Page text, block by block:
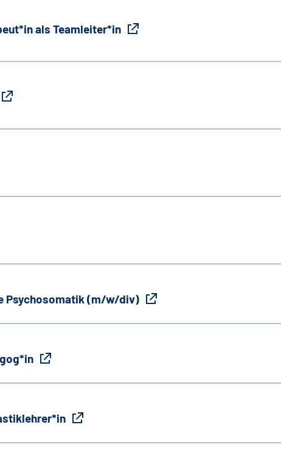
als Teamleiter*in
Psychosomatik (m/w/div)